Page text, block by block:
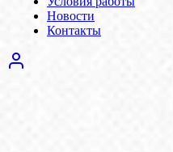
Новости
Контакты